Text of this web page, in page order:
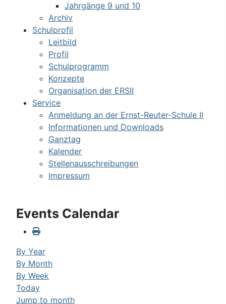
Jahrgänge 9 und 10
Archiv
Schulprofil
Leitbild
Profil
Schulprogramm
Konzepte
Organisation der ERSII
Service
Anmeldung an der Ernst-Reuter-Schule II
Informationen und Downloads
Ganztag
Kalender
Stellenausschreibungen
Impressum
Events Calendar
By Year
By Month
By Week
Today
Jump to month